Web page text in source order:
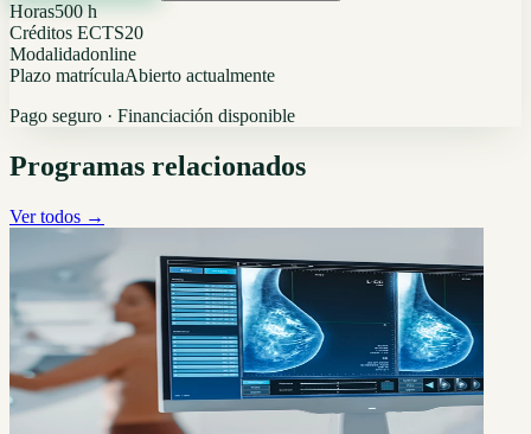
Horas500 h
Créditos ECTS20
Modalidadonline
Plazo matrículaAbierto actualmente
Pago seguro · Financiación disponible
Programas relacionados
Ver todos →